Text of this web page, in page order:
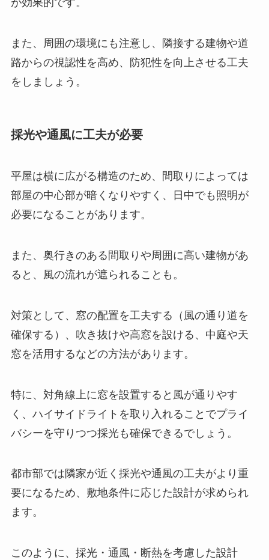
また、周囲の環境にも注意し、隣接する建物や道
路からの視認性を高め、防犯性を向上させる工夫
をしましょう。
採光や通風に工夫が必要
平屋は横に広がる構造のため、間取りによっては
部屋の中心部が暗くなりやすく、日中でも照明が
必要になることがあります。
また、奥行きのある間取りや周囲に高い建物があ
ると、風の流れが遮られることも。
対策として、窓の配置を工夫する（風の通り道を
確保する）、吹き抜けや高窓を設ける、中庭や天
窓を活用するなどの方法があります。
特に、対角線上に窓を設置すると風が通りやす
く、ハイサイドライトを取り入れることでプライ
バシーを守りつつ採光も確保できるでしょう。
都市部では隣家が近く採光や通風の工夫がより重
要になるため、敷地条件に応じた設計が求められ
ます。
このように、採光・通風・断熱を考慮した設計